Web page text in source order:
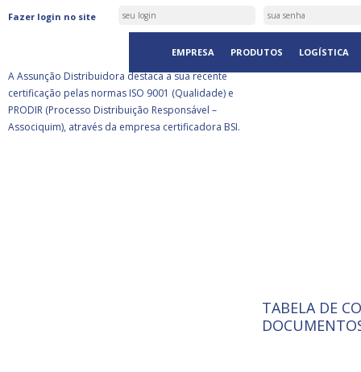
Fazer login no site
EMPRESA PRODUTOS LOGÍSTICA
ASSUNÇÃO DISTRIBUIDORA É
CERTIFICADA PELA BSI
A Assunção Distribuidora destaca a sua recente
certificação pelas normas ISO 9001 (Qualidade) e
PRODIR (Processo Distribuição Responsável –
Associquim), através da empresa certificadora BSI.
ISO 9001:
A
TABELA DE